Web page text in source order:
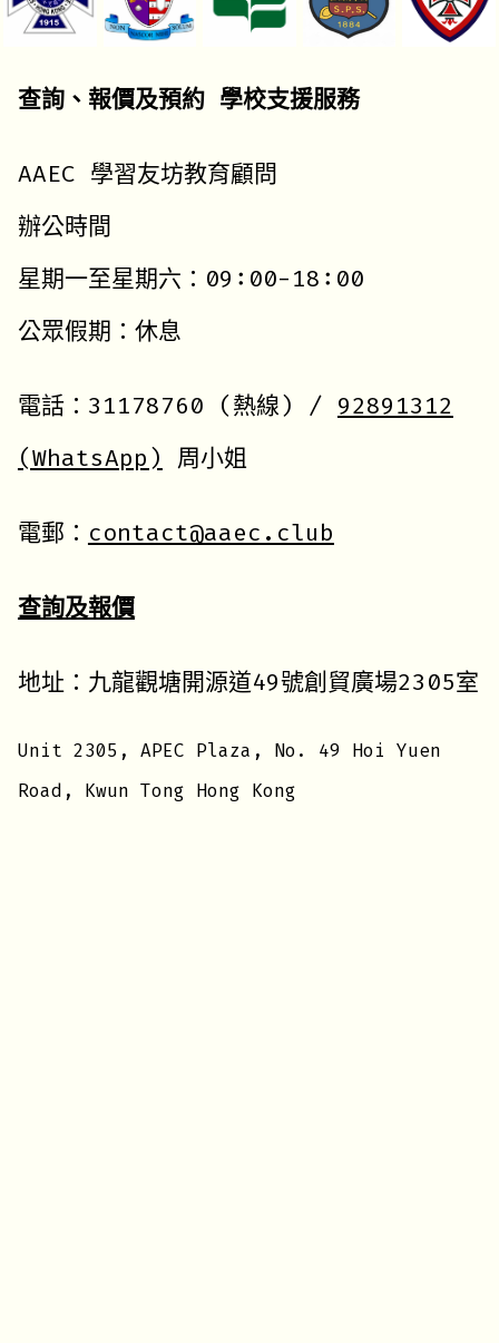
查詢、報價及預約 學校支援服務
AAEC 學習友坊教育顧問
辦公時間
星期一至星期六：09:00-18:00
公眾假期：休息
電話：31178760 (熱線) / 92891312
(WhatsApp)
周小姐
電郵： contact@aaec.club
查詢及報價
地址：九龍觀塘開源道49號創貿廣場2305室
Unit 2305, APEC Plaza, No. 49 Hoi Yuen
Road, Kwun Tong Hong Kong